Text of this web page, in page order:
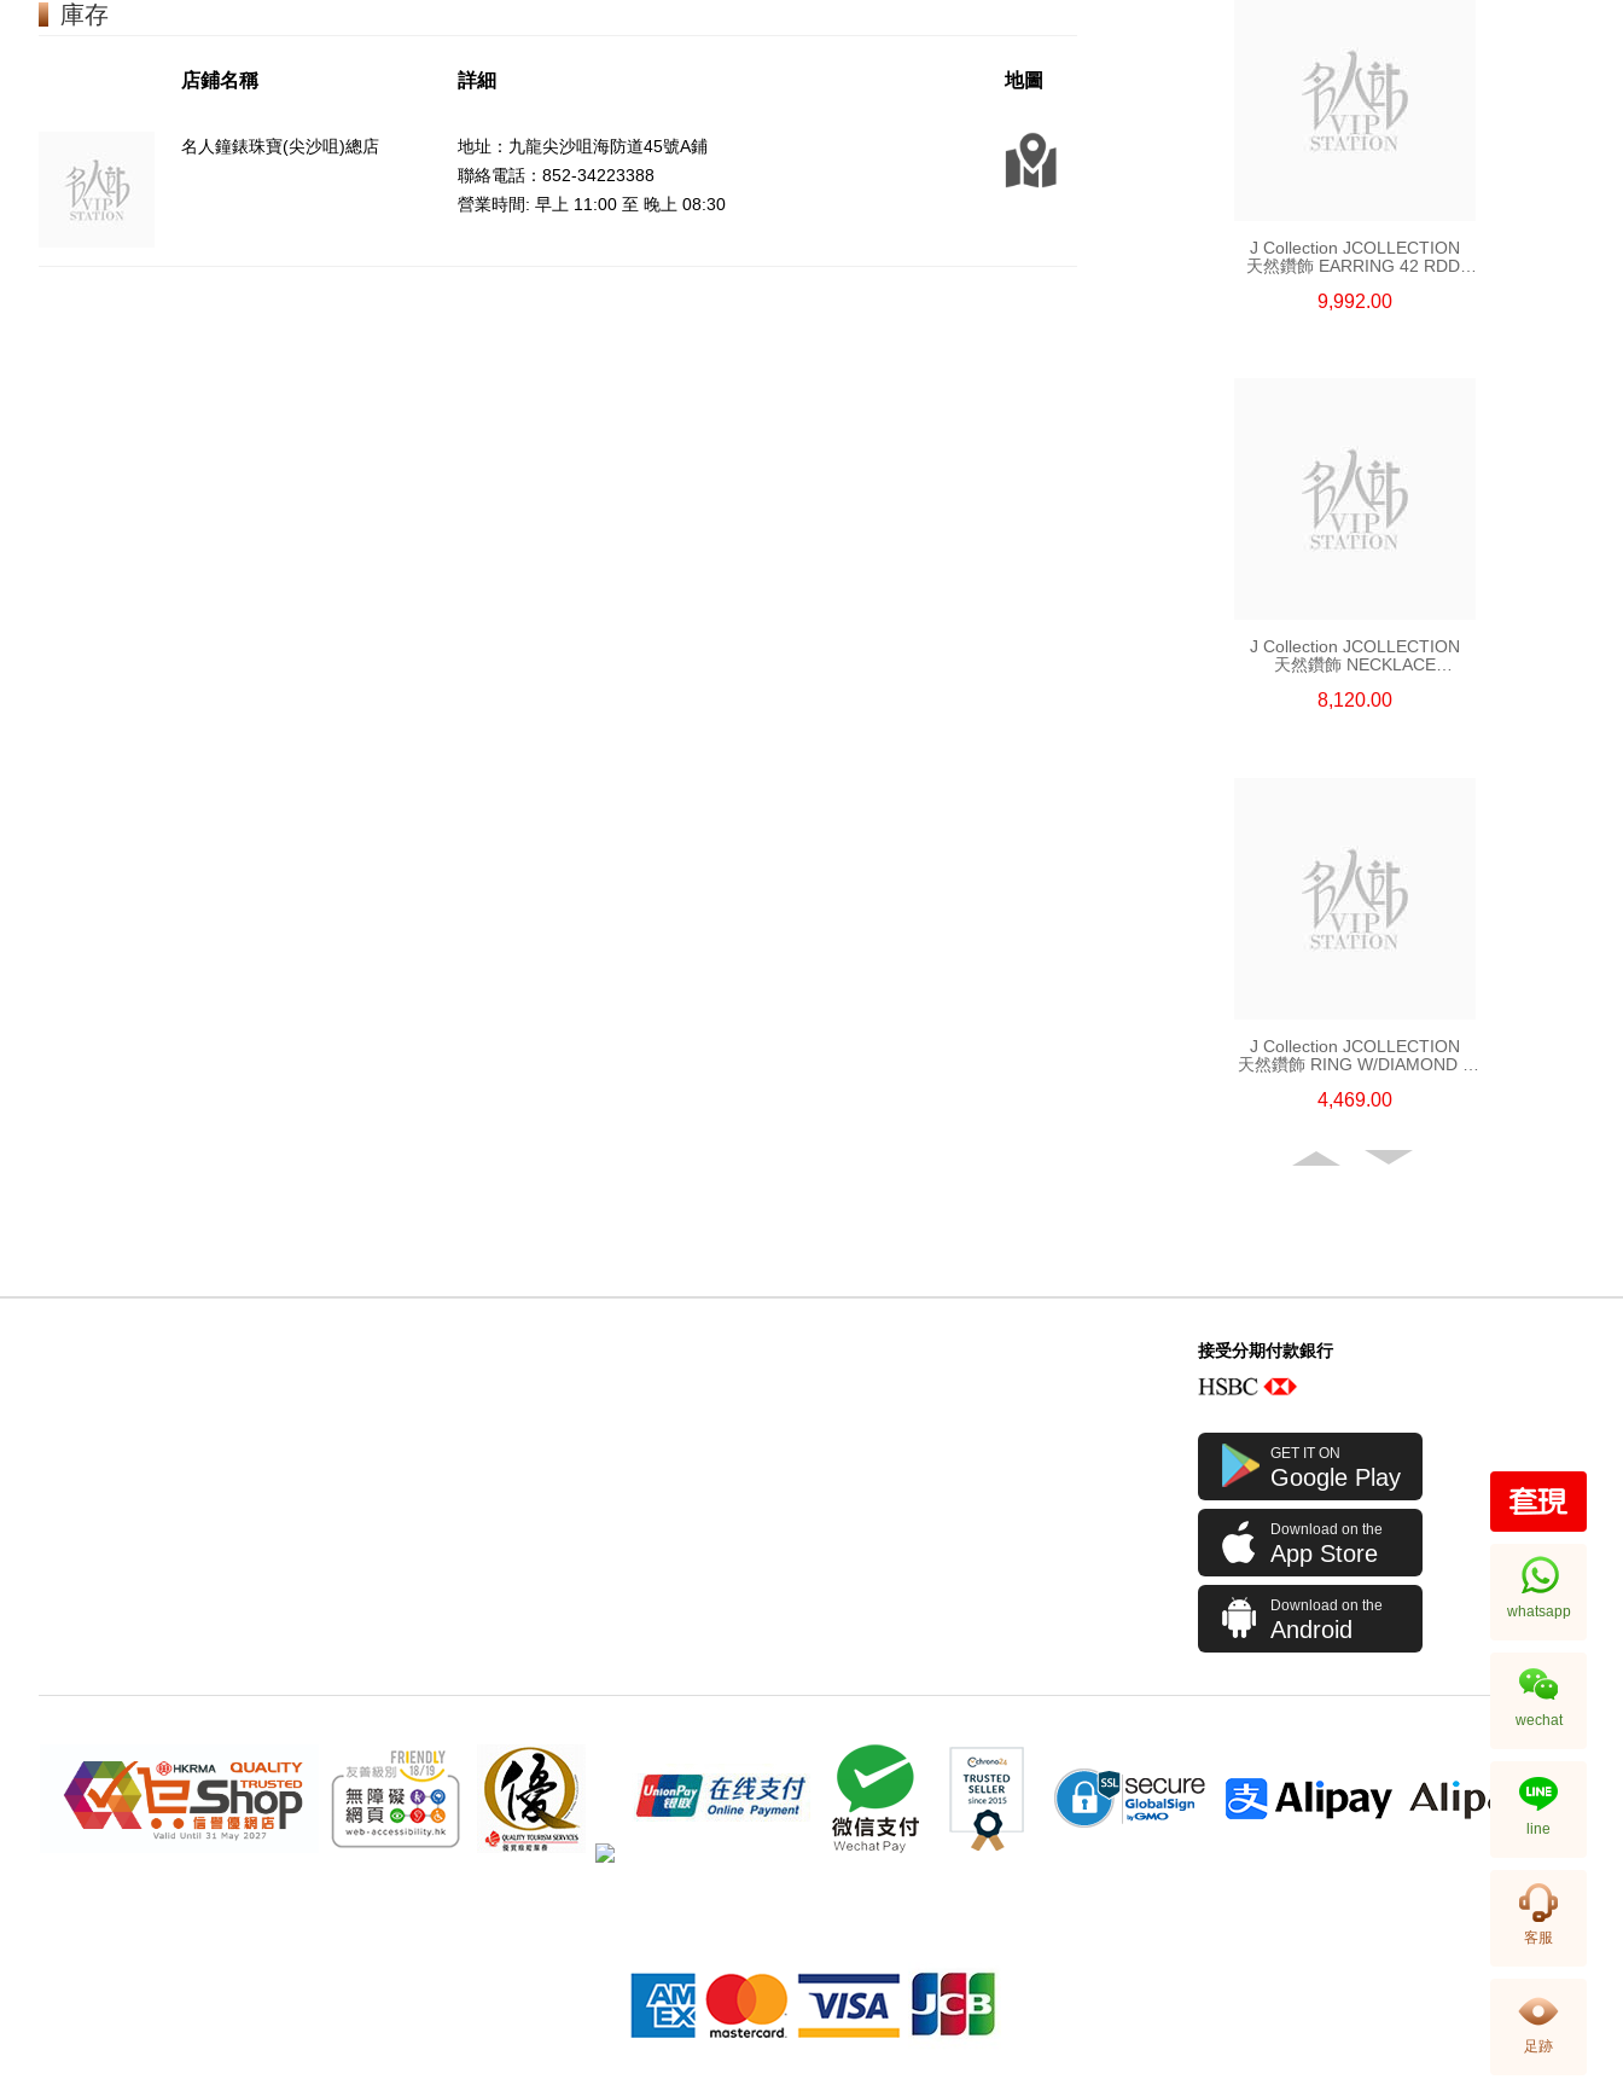
庫存
店鋪名稱 詳細 地圖
名人鐘錶珠寶(尖沙咀)總店
地址：九龍尖沙咀海防道45號A鋪
聯絡電話：852-34223388
營業時間: 早上 11:00 至 晚上 08:30
J Collection JCOLLECTION
天然鑽飾 EARRING 42 RDDI
9,992.00
J Collection JCOLLECTION
天然鑽飾 NECKLACE
CT58 RDDI 0.66 CT4 TPDITAPA
8,120.00
J Collection JCOLLECTION
天然鑽飾 RING W/DIAMOND 5
CT18KR 2.62 GM (EUR 55)
4,469.00
J Collection JCOLLECTION
天然鑽飾 RING W/DIAMOND 70
RDDI 0.63 CT18KW 4.45 GM
(CZ)
7,114.00
接受分期付款銀行
GET IT ON
Google Play
Download on the
App Store
Download on the
Android
whatsapp
wechat
line
客服
足跡